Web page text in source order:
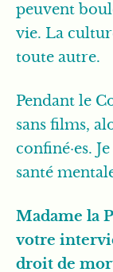
peuvent
vie. La
toute autre.
Pendant le
sans films,
confiné·es.
santé
Madame la
votre
droit de